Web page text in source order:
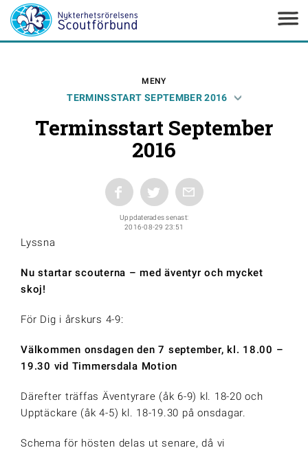
MENY
TERMINSSTART SEPTEMBER 2016
Terminsstart September
2016
Uppdaterades senast:
2016-08-29 23:51
Lyssna
Nu startar scouterna – med äventyr och mycket
skoj!
För Dig i årskurs 4-9:
Välkommen onsdagen den 7 september, kl. 18.00 –
19.30 vid Timmersdala Motion
Därefter träffas Äventyrare (åk 6-9) kl. 18-20 och
Upptäckare (åk 4-5) kl. 18-19.30 på onsdagar.
Schema för hösten delas ut senare, då vi